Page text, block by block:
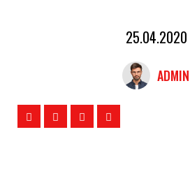
25.04.2020
ADMIN